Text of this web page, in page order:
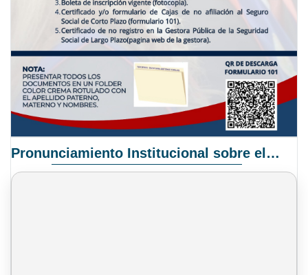
Pronunciamiento Institucional sobre el Proyecto de Ley N° 068/2025-2026 C.S.